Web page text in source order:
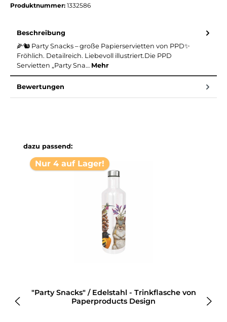
Produktnummer: 1332586
Beschreibung
🌽🐿️ Party Snacks – große Papierservietten von PPD✨
Fröhlich. Detailreich. Liebevoll illustriert.Die PPD
Servietten „Party Sna… Mehr
Bewertungen
Produktgalerie überspringen
dazu passend:
Nur 4 auf Lager!
"Party Snacks" / Edelstahl - Trinkflasche von
Paperproducts Design